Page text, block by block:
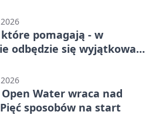
które pomagają - w
odbędzie się wyjątkowa
Water wraca nad
sposobów na start